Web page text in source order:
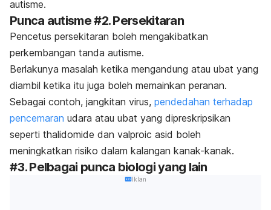
autisme.
Punca autisme #2. Persekitaran
Pencetus persekitaran boleh mengakibatkan
perkembangan tanda autisme.
Berlakunya masalah ketika mengandung atau ubat yang
diambil ketika itu juga boleh memainkan peranan.
Sebagai contoh, jangkitan virus, pendedahan terhadap
pencemaran udara atau ubat yang dipreskripsikan
seperti thalidomide dan valproic asid boleh
meningkatkan risiko dalam kalangan kanak-kanak.
#3. Pelbagai punca biologi yang lain
Iklan